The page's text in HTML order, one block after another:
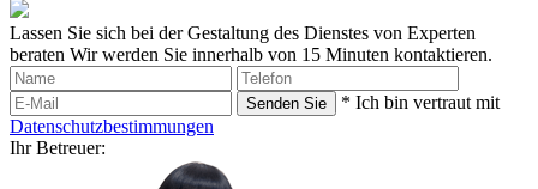
Lassen Sie sich bei der Gestaltung des Dienstes von Experten
beraten Wir werden Sie innerhalb von 15 Minuten kontaktieren.
* Ich bin vertraut mit
Datenschutzbestimmungen
Ihr Betreuer: